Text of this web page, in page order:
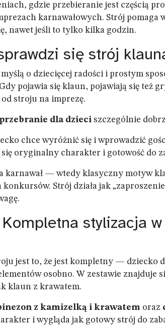
gdzie przebieranie jest częścią
karnawałowych. Strój pomaga
nawet jeśli to tylko kilka godzin.
się strój
o dziecięcej radości i prostym
pojawia się klaun, pojawiają się też
stroju na imprezę.
dla dzieci szczególnie
chce wyróżnić się i wprowadzić
oryginalny charakter i gotowość do
karnawał — wtedy klasyczny motyw
Strój działa jak „zaproszenie
stylizacja
jest to, że jest kompletny — dziecko
osobno. W zestawie znajduje
klaun z krawatem.
z kamizelką i krawatem oraz
i wygląda jak gotowy strój do